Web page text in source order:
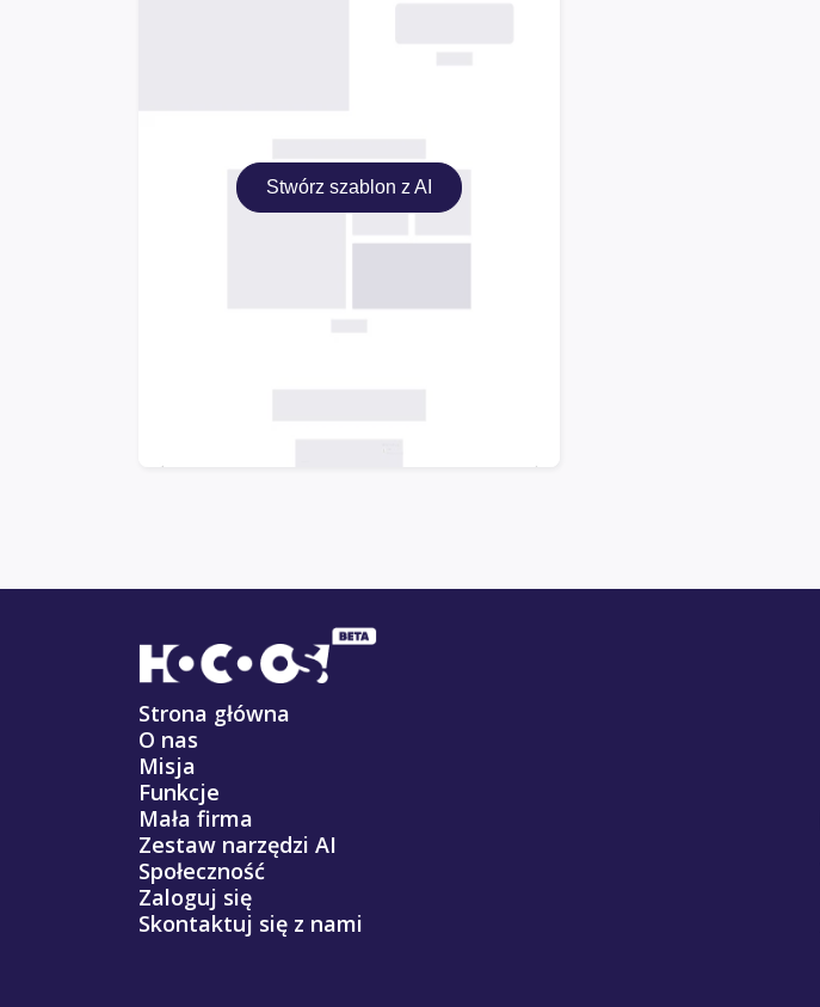
Stwórz szablon z AI
Strona główna
O nas
Misja
Funkcje
Mała firma
Zestaw narzędzi AI
Społeczność
Zaloguj się
Skontaktuj się z nami